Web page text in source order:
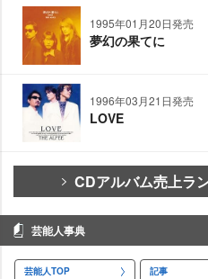
1995年01月20日発売
夢幻の果てに
1996年03月21日発売
LOVE
CDアルバム売上ラ
芸能人事典
芸能人TOP 記事